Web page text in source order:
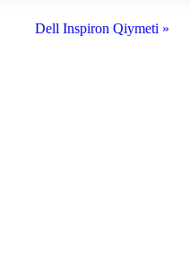
Dell Inspiron Qiymeti »